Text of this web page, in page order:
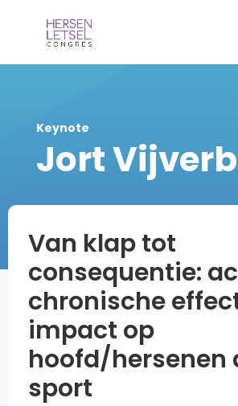
Keynote
Jort
Van klap tot
consequentie:
chronische
impact op
hoofd/hersenen
sport